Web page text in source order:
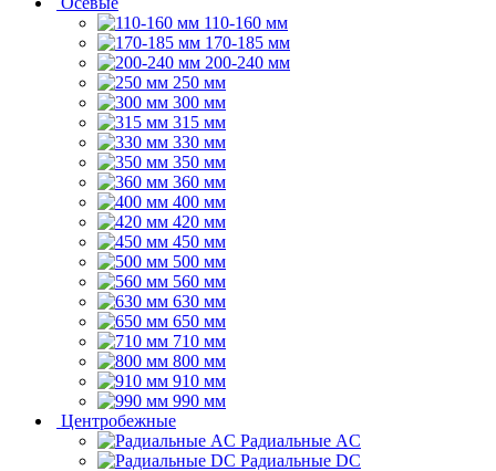
110-160 мм
170-185 мм
200-240 мм
250 мм
300 мм
315 мм
330 мм
350 мм
360 мм
400 мм
420 мм
450 мм
500 мм
560 мм
630 мм
650 мм
710 мм
800 мм
910 мм
990 мм
Центробежные
Радиальные AC
Радиальные DC